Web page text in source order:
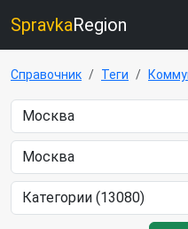
SpravkaRegion
Справочник Теги